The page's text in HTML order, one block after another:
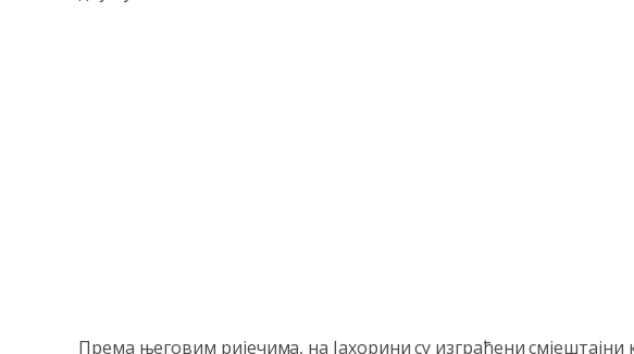
Према његовим ријечима, на Јахорини су изграђени смјештајни